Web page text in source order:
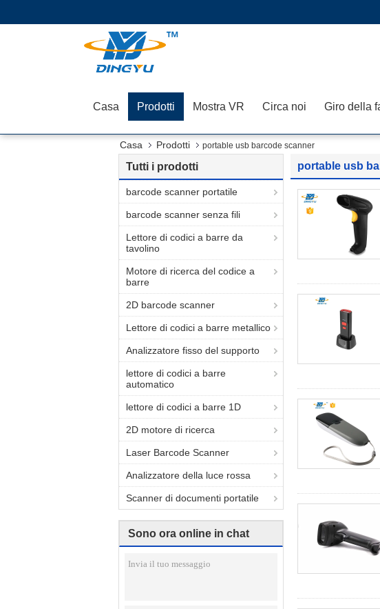
Casa Prodotti Mostra VR Circa noi Giro della
Casa Prodotti portable usb barcode scanner
Tutti i prodotti
barcode scanner portatile
barcode scanner senza fili
Lettore di codici a barre da
tavolino
Motore di ricerca del codice a
barre
2D barcode scanner
Lettore di codici a barre metallico
Analizzatore fisso del supporto
lettore di codici a barre
automatico
lettore di codici a barre 1D
2D motore di ricerca
Laser Barcode Scanner
Analizzatore della luce rossa
Scanner di documenti portatile
Sono ora online in chat
portable usb